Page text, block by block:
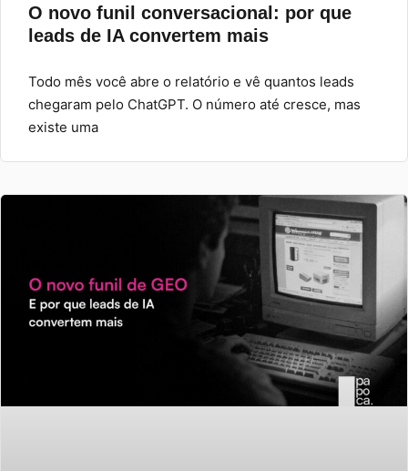
O novo funil conversacional: por que
leads de IA convertem mais
Todo mês você abre o relatório e vê quantos leads
chegaram pelo ChatGPT. O número até cresce, mas
existe uma